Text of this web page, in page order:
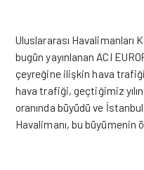
Uluslararası Havalimanları
bugün yayınlanan ACI
çeyreğine ilişkin hava
hava trafiği, geçtiğimiz
oranında büyüdü ve
Havalimanı, bu büyümenin